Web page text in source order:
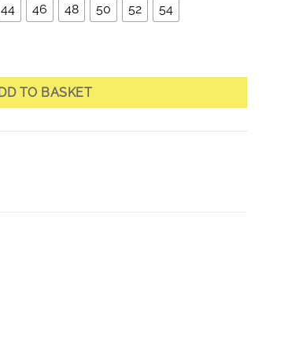
44 46 48 50 52 54
TO BASKET